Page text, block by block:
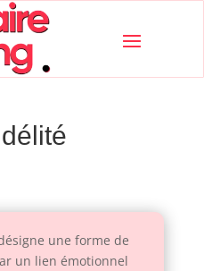
une forme de
un lien émotionnel